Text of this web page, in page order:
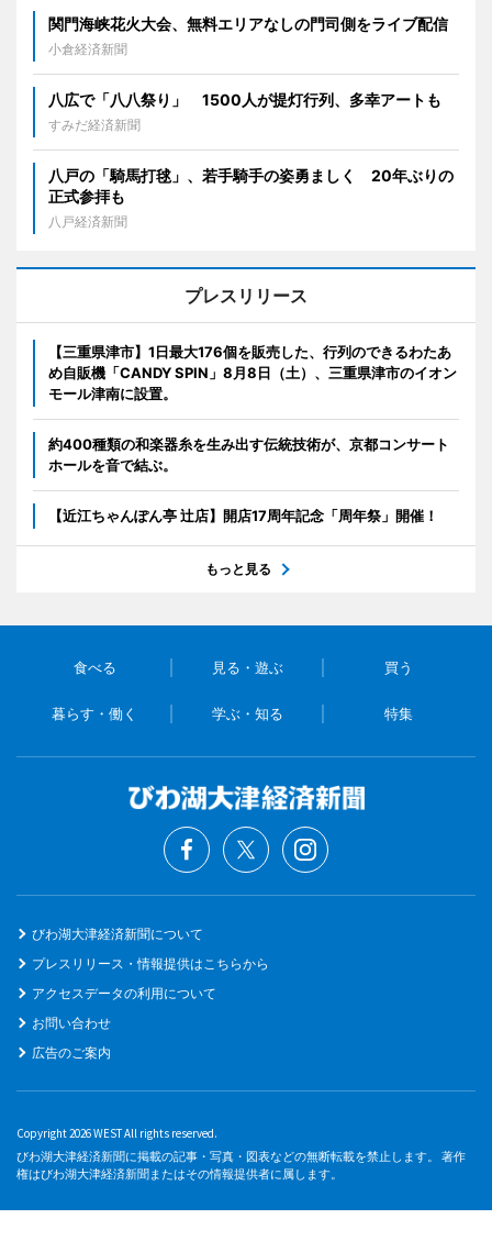
関門海峡花火大会、無料エリアなしの門司側をライブ配信
小倉経済新聞
八広で「八八祭り」 1500人が提灯行列、多幸アートも
すみだ経済新聞
八戸の「騎馬打毬」、若手騎手の姿勇ましく 20年ぶりの
正式参拝も
八戸経済新聞
プレスリリース
【三重県津市】1日最大176個を販売した、行列のできるわたあ
め自販機「CANDY SPIN」8月8日（土）、三重県津市のイオン
モール津南に設置。
約400種類の和楽器糸を生み出す伝統技術が、京都コンサート
ホールを音で結ぶ。
【近江ちゃんぽん亭 辻店】開店17周年記念「周年祭」開催！
もっと見る
食べる 見る・遊ぶ 買う
暮らす・働く 学ぶ・知る 特集
びわ湖大津経済新聞について
プレスリリース・情報提供はこちらから
アクセスデータの利用について
お問い合わせ
広告のご案内
Copyright 2026 WEST All rights reserved.
びわ湖大津経済新聞に掲載の記事・写真・図表などの無断転載を禁止します。 著作
権はびわ湖大津経済新聞またはその情報提供者に属します。